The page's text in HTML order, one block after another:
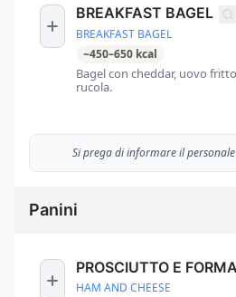
BREAKFAST BAGEL
BREAKFAST BAGEL
~450–650 kcal
Bagel con cheddar, uovo
rucola.
Si prega di informare il
Panini
PROSCIUTTO E
HAM AND CHEESE